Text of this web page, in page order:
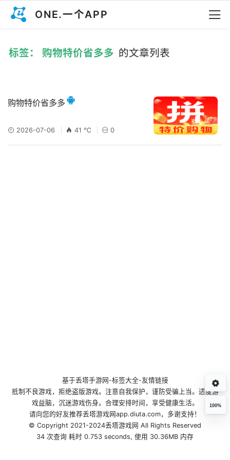
ONE.一个APP
标签： 购物特价省多多 的文章列表
购物特价省多多
2026-07-06 41 ℃ 0
100%
基于丢塔手游网 -标签大全-友情链接
抵制不良游戏，拒绝盗版游戏。注意自我保护，谨防受骗上当。适度游
戏益脑，沉迷游戏伤身。合理安排时间，享受健康生活。
请向您的好友推荐丢塔游戏网app.diuta.com，多谢支持！
© Copyright 2021-2024丢塔游戏网 All Rights Reserved
34 次查询 耗时 0.753 seconds, 使用 30.36MB 内存